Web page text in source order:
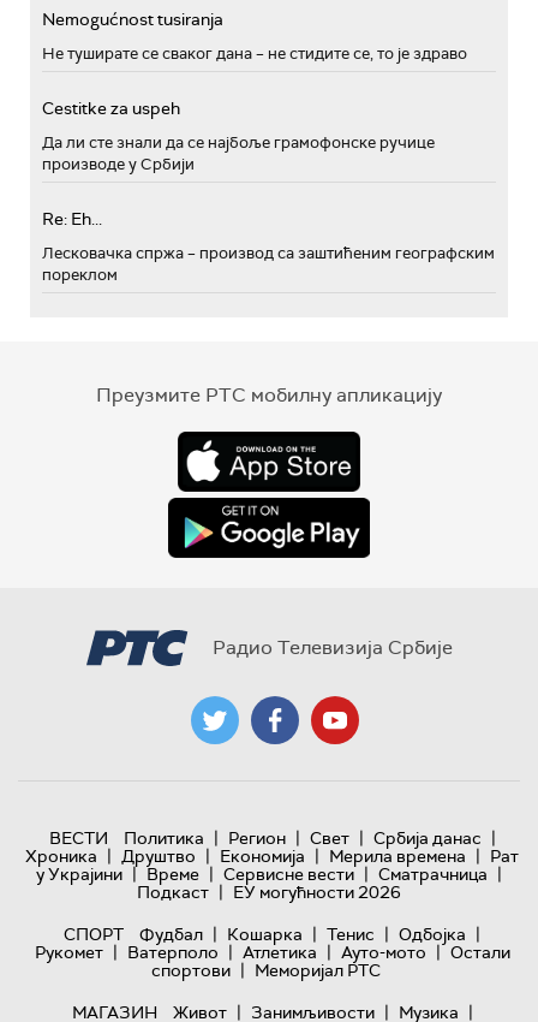
Nemogućnost tusiranja
Не туширате се сваког дана – не стидите се, то је здраво
Cestitke za uspeh
Да ли сте знали да се најбоље грамофонске ручице
производе у Србији
Re: Eh...
Лесковачка спржа – производ са заштићеним географским
пореклом
Преузмите РТС мобилну апликацију
Радио Телевизија Србије
ВЕСТИ Политика | Регион | Свет | Србија данас |
Хроника | Друштво | Економија | Мерила времена | Рат
у Украјини | Време | Сервисне вести | Сматрачница |
Подкаст | ЕУ могућности 2026
СПОРТ
Фудбал | Кошарка | Тенис | Одбојка |
Рукомет | Ватерполо | Атлетика | Ауто-мото | Остали
спортови | Меморијал РТС
МАГАЗИН
Живот | Занимљивости | Музика |